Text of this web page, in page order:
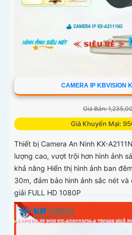
CAMERA IP KBVISION
Giá Bán:
Giá Khuyến Mại:
Thiết bị Camera An Ninh KX-
lượng cao, vượt trội hơn hình ảnh
khả năng Hiển thị hình ảnh ban
30m, đảm bảo hình ảnh sắc nét
giải FULL HD 1080P